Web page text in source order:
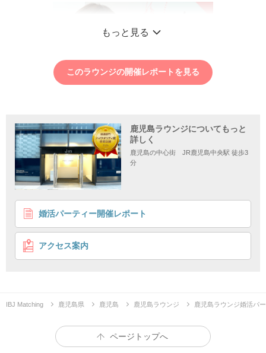
1 2 3 4
＼身だしなみに気を使っている男女限定／
結婚前向き女性との出会い♡
待ち時間は男女別席♪ 投票は男女別席♪
＼余裕のある女性と出会いたい方／
もっと見る
このラウンジの開催レポートを見る
鹿児島ラウンジについてもっと
詳しく
鹿児島の中心街 JR鹿児島中央駅 徒歩3
分
婚活パーティー開催レポート
アクセス案内
IBJ Matching 鹿児島県 鹿児島 鹿児島ラウンジ 鹿児島ラウンジ婚活パ
ページトップへ